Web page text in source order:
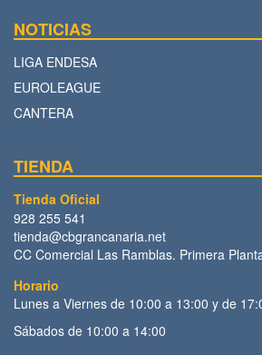
NOTICIAS
LIGA ENDESA
EUROLEAGUE
CANTERA
TIENDA
Tienda Oficial
928 255 541
tienda@cbgrancanaria.net
CC Comercial Las Ramblas. Primera
Horario
Lunes a Viernes de 10:00 a 13:00 y de
Sábados de 10:00 a 14:00